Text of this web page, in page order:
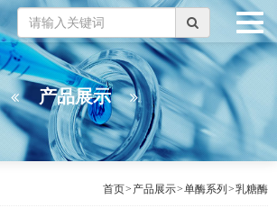
产品展示
首页> 产品展示>单酶系列 >乳糖酶